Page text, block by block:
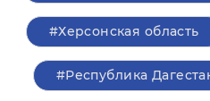
#Херсонская область
#Республика